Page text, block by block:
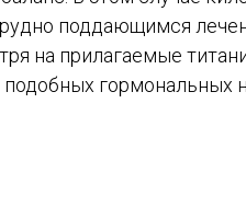
поддающимся
на прилагаемые
гормональных